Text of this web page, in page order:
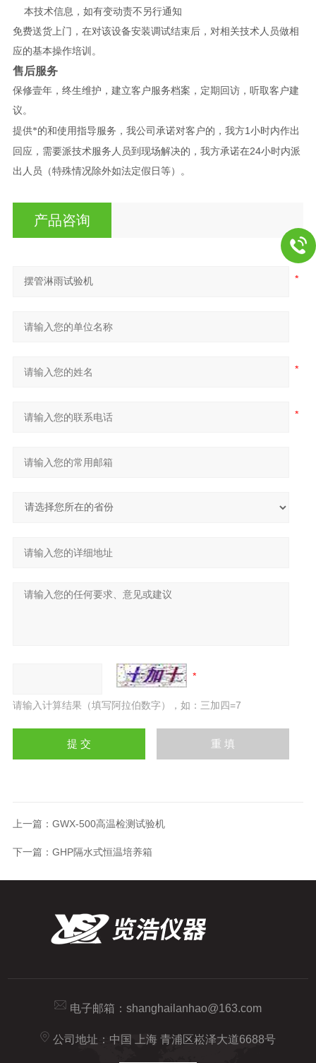
本技术信息，如有变动责不另行通知
免费送货上门，在对该设备安装调试结束后，对相关技术人员做相
应的基本操作培训。
售后服务
保修壹年，终生维护，建立客户服务档案，定期回访，听取客户建
议。
提供*的和使用指导服务，我公司承诺对客户的，我方1 小时内作出
回应，需要派技术服务人员到现场解决的，我方承诺在24小时内派
出人员（特殊情况除外如法定假日等）。
产品咨询
请输入计算结果（填写阿拉伯数字），如：三加四=7
上一篇： GWX-500高温检测试验机
下一篇： GHP隔水式恒温培养箱
电子邮箱： shanghailanhao@163.com
公司地址：中国 上海 青浦区崧泽大道6688号